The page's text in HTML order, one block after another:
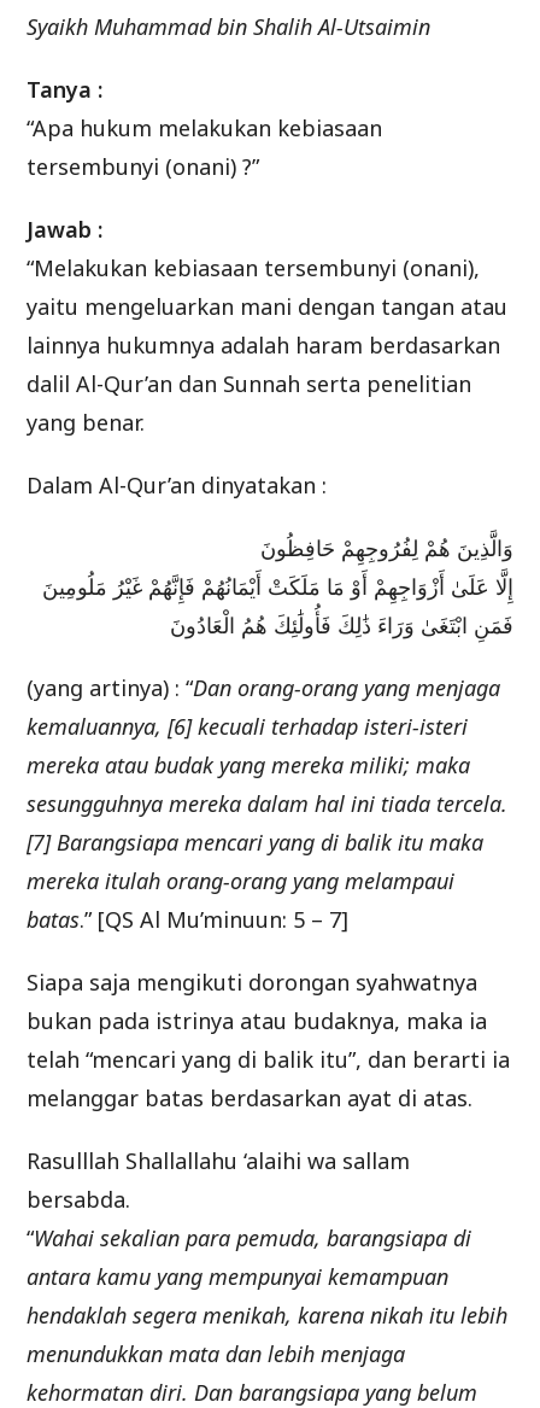
Syaikh Muhammad bin Shalih Al-Utsaimin
Tanya :
“Apa hukum melakukan kebiasaan
tersembunyi (onani) ?”
Jawab :
“Melakukan kebiasaan tersembunyi (onani),
yaitu mengeluarkan mani dengan tangan atau
lainnya hukumnya adalah haram berdasarkan
dalil Al-Qur’an dan Sunnah serta penelitian
yang benar.
Dalam Al-Qur’an dinyatakan :
وَالَّذِينَ هُمْ لِفُرُوجِهِمْ حَافِظُونَ
إِلَّا عَلَىٰ أَزْوَاجِهِمْ أَوْ مَا مَلَكَتْ أَيْمَانُهُمْ فَإِنَّهُمْ غَيْرُ مَلُومِينَ
فَمَنِ ابْتَغَىٰ وَرَاءَ ذَٰلِكَ فَأُولَٰئِكَ هُمُ الْعَادُونَ
(yang artinya) : “Dan orang-orang yang menjaga
kemaluannya, [6] kecuali terhadap isteri-isteri
mereka atau budak yang mereka miliki; maka
sesungguhnya mereka dalam hal ini tiada tercela.
[7] Barangsiapa mencari yang di balik itu maka
mereka itulah orang-orang yang melampaui
batas.” [QS Al Mu’minuun: 5 – 7]
Siapa saja mengikuti dorongan syahwatnya
bukan pada istrinya atau budaknya, maka ia
telah “mencari yang di balik itu”, dan berarti ia
melanggar batas berdasarkan ayat di atas.
Rasulllah Shallallahu ‘alaihi wa sallam
bersabda.
“Wahai sekalian para pemuda, barangsiapa di
antara kamu yang mempunyai kemampuan
hendaklah segera menikah, karena nikah itu lebih
menundukkan mata dan lebih menjaga
kehormatan diri. Dan barangsiapa yang belum